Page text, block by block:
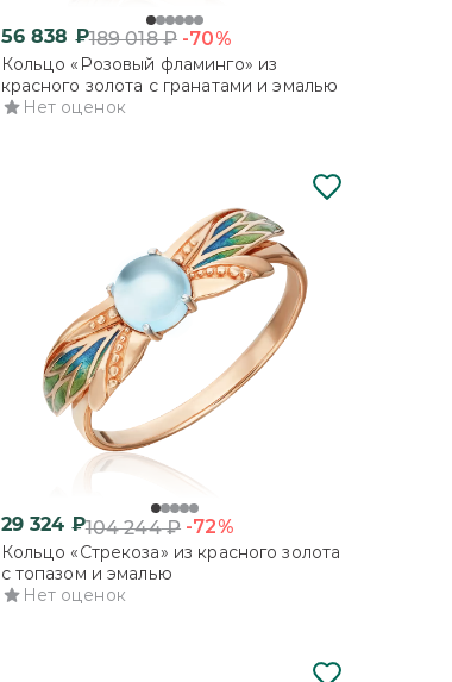
56 838 ₽189 018₽ -70%
Кольцо «Розовый фламинго» из
красного золота с гранатами и эмалью
Нет оценок
29 324 ₽104 244₽ -72%
Кольцо «Стрекоза» из красного золота
с топазом и эмалью
Нет оценок